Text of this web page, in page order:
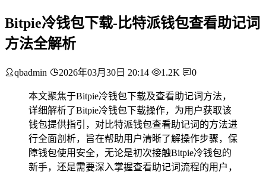
Bitpie冷钱包下载-比特派钱包查看助记词
方法全解析
qbadmin 2026年03月30日 20:14 1.2K 0
本文聚焦于Bitpie冷钱包下载及查看助记词方法，
详细解析了Bitpie冷钱包下载操作，为用户获取该
钱包提供指引，对比特派钱包查看助记词的方法进
行全面剖析，旨在帮助用户清晰了解操作步骤，保
障钱包使用安全，无论是初次接触Bitpie冷钱包的
新手，还是需要深入掌握查看助记词流程的用户，